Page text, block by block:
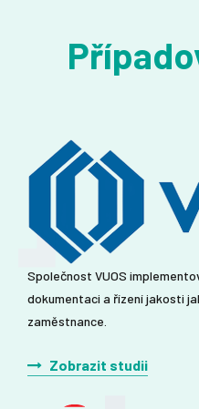
Celkový přehled testů
Společnost VUOS
dokumentaci a řízení jakosti
zaměstnance.
Zobrazit studii